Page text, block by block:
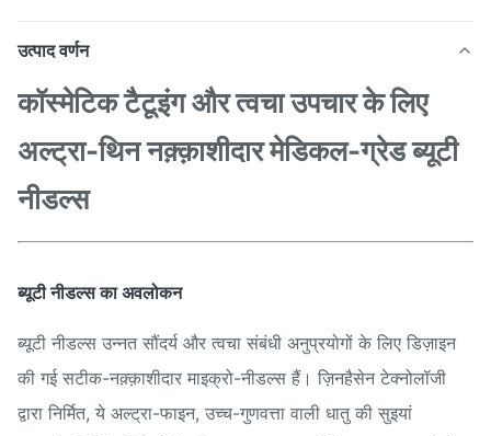
उत्पाद वर्णन
कॉस्मेटिक टैटूइंग और त्वचा उपचार के लिए
अल्ट्रा-थिन नक़्क़ाशीदार मेडिकल-ग्रेड ब्यूटी
नीडल्स
ब्यूटी नीडल्स का अवलोकन
ब्यूटी नीडल्स उन्नत सौंदर्य और त्वचा संबंधी अनुप्रयोगों के लिए डिज़ाइन
की गई सटीक-नक़्क़ाशीदार माइक्रो-नीडल्स हैं। ज़िनहैसेन टेक्नोलॉजी
द्वारा निर्मित, ये अल्ट्रा-फाइन, उच्च-गुणवत्ता वाली धातु की सुइयां